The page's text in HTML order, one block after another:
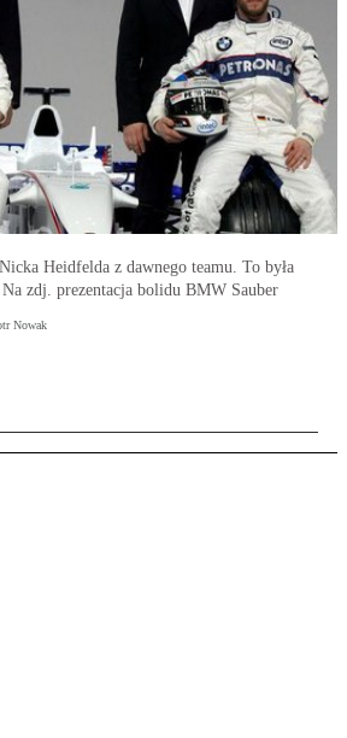
Heidfelda z dawnego teamu. To była
zdj. prezentacja bolidu BMW Sauber
Nowak